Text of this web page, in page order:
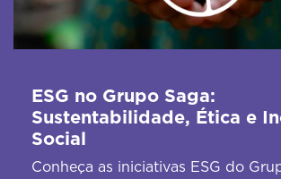
ESG no Grupo Saga:
Sustentabilidade, Ética e
Social
Conheça as iniciativas ESG do